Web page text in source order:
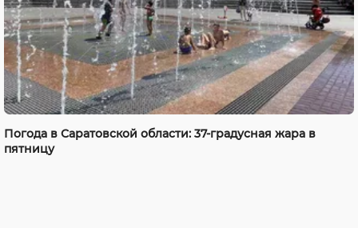
Погода в Саратовской области: 37-градусная жара в
пятницу